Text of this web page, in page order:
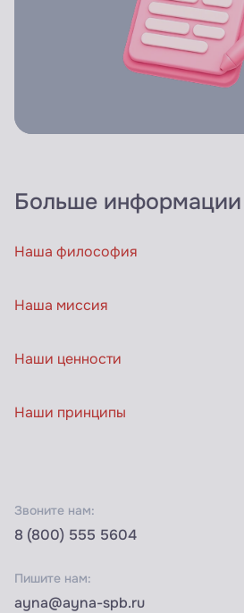
Больше информации
Наша философия
Наша миссия
Наши ценности
Наши принципы
Звоните нам:
8 (800) 555 5604
Пишите нам:
ayna@ayna-spb.ru